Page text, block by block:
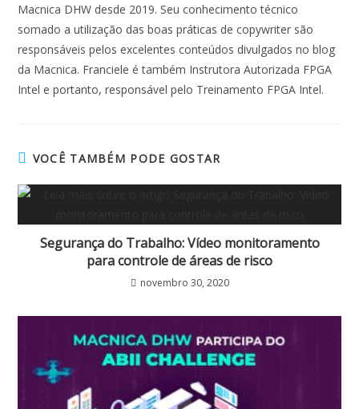
Macnica DHW desde 2019. Seu conhecimento técnico
somado a utilização das boas práticas de copywriter são
responsáveis pelos excelentes conteúdos divulgados no blog
da Macnica. Franciele é também Instrutora Autorizada FPGA
Intel e portanto, responsável pelo Treinamento FPGA Intel.
VOCÊ TAMBÉM PODE GOSTAR
Segurança do Trabalho: Vídeo monitoramento
para controle de áreas de risco
novembro 30, 2020